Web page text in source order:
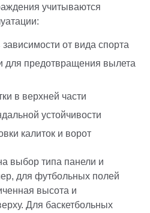
учитываются
от вида спорта
для предотвращения вылета
в верхней части
устойчивости
калиток и ворот
выбор типа панели и
для футбольных полей
высота и
Для баскетбольных